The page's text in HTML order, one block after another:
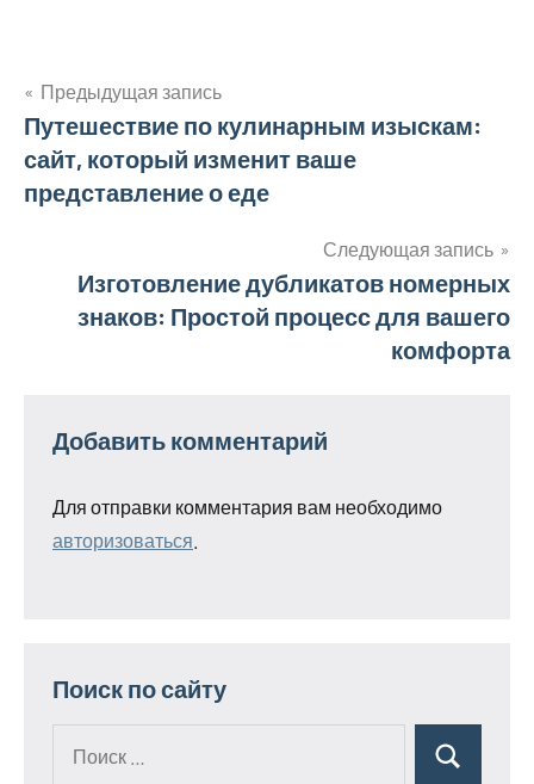
Навигация
по
Предыдущая запись
Путешествие по кулинарным изыскам:
сайт, который изменит ваше
представление о еде
Следующая запись
Изготовление дубликатов номерных
знаков: Простой процесс для вашего
комфорта
Добавить комментарий
Для отправки комментария вам необходимо
авторизоваться
Поиск по сайту
Поиск